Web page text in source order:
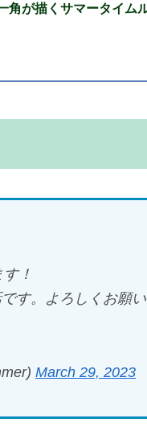
角が描くサマータイム
！
す。よろしくお願い
March 29, 2023